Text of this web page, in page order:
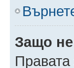
Защо